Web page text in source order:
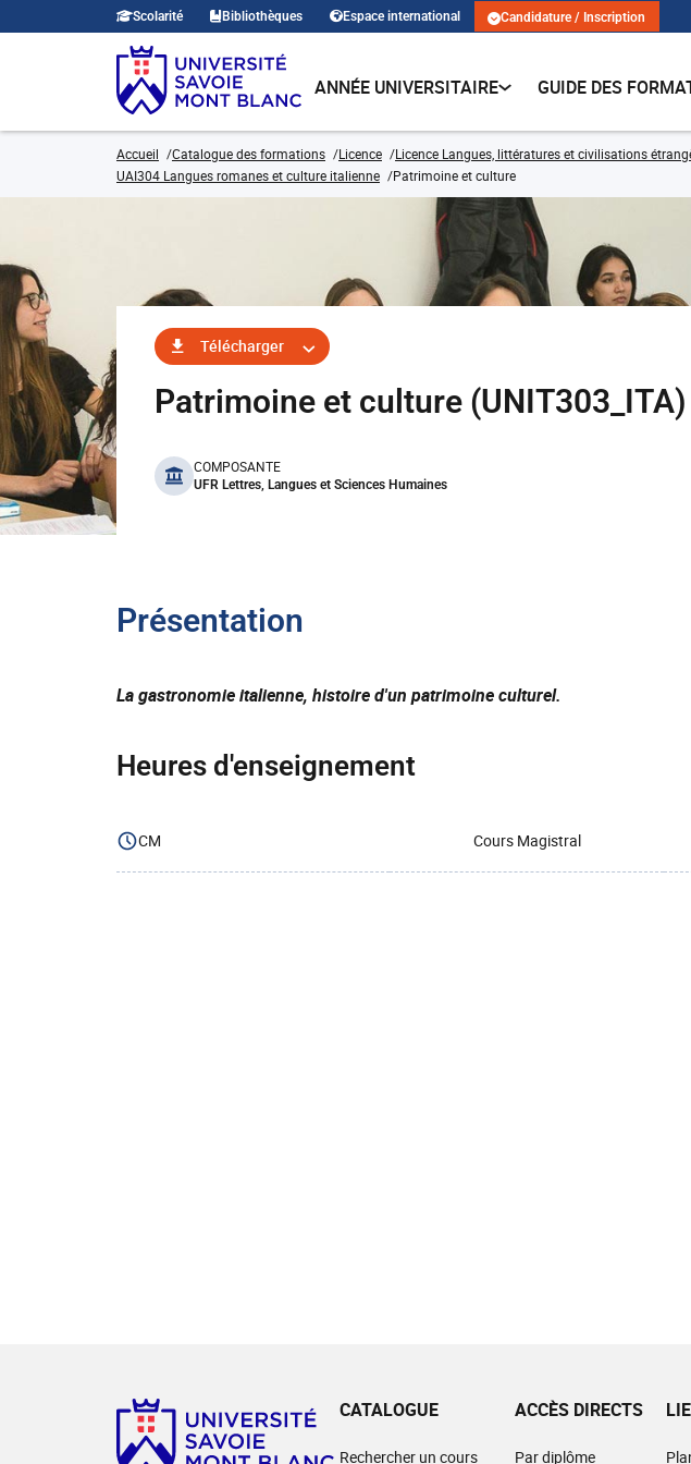
Scolarité Bibliothèques Espace international Candidature / Inscription
ANNÉE UNIVERSITAIRE GUIDE DES
Accueil Catalogue des formations Licence Licence Langues, littératures et civilisations
UAI304 Langues romanes et culture italienne
Patrimoine et culture
Télécharger
Patrimoine et culture (UNIT303_ITA)
benefits
COMPOSANTE
UFR Lettres, Langues et Sciences Humaines
Présentation
La gastronomie italienne, histoire d'un patrimoine culturel.
Heures d'enseignement
CM Cours Magistral
CATALOGUE
Rechercher un cours
ACCÈS DIRECTS
Par diplôme